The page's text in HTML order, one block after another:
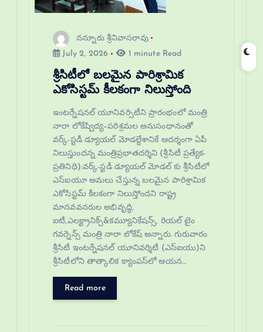
నన్నూరు శ్రీనివాసరావు
July 2, 2026
1 minute Read
శ్రీసిటీలో బలమైన పారిశ్రామిక
ఎకోసిస్టమ్ కీలకంగా నిలుస్తోంది
ఇంటర్నేషనల్ యూనివర్సిటీని ప్రారంభంలో మంత్రి
నారా లోకేష్విద్య–పరిశ్రమల అనుసంధానంతో
వర్క్-స్టడీ డ్యూయల్ మోడల్దేశానికే ఆదర్శంగా ఏపీ
నిలుస్తుందన్న మంత్రిప్రభాతదర్శిని (శ్రీసిటీ ప్రత్యేక-
ప్రతినిధి):వర్క్-స్టడీ డ్యూయల్ మోడల్ కు శ్రీసిటీలో
ఎస్‌ఐయూ అమలు చేస్తున్న బలమైన పారిశ్రామిక
ఎకోసిస్టమ్ కీలకంగా నిలుస్తోందని రాష్ట్ర
మానవవనరుల అభివృద్ధి,
ఐటీ,ఎలక్ట్రానిక్స్&కమ్యూనికేషన్స్, రియల్ టైం
గవర్నెన్స్ మంత్రి నారా లోకేష్ అన్నారు. గురువారం
శ్రీసిటీ ఇంటర్నేషనల్ యూనివర్శిటీ (ఎస్ఐయు)ని
శ్రీసిటీలోని తాత్కాలిక క్యాంపస్‌లో ఆయన…
Read more